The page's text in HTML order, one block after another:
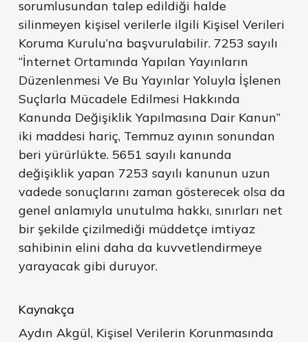
sorumlusundan talep edildiği halde
silinmeyen kişisel verilerle ilgili Kişisel Verileri
Koruma Kurulu’na başvurulabilir. 7253 sayılı
“İnternet Ortamında Yapılan Yayınların
Düzenlenmesi Ve Bu Yayınlar Yoluyla İşlenen
Suçlarla Mücadele Edilmesi Hakkında
Kanunda Değişiklik Yapılmasına Dair Kanun”
iki maddesi hariç, Temmuz ayının sonundan
beri yürürlükte. 5651 sayılı kanunda
değişiklik yapan 7253 sayılı kanunun uzun
vadede sonuçlarını zaman gösterecek olsa da
genel anlamıyla unutulma hakkı, sınırları net
bir şekilde çizilmediği müddetçe imtiyaz
sahibinin elini daha da kuvvetlendirmeye
yarayacak gibi duruyor.
Kaynakça
Aydın Akgül, Kişisel Verilerin Korunmasında